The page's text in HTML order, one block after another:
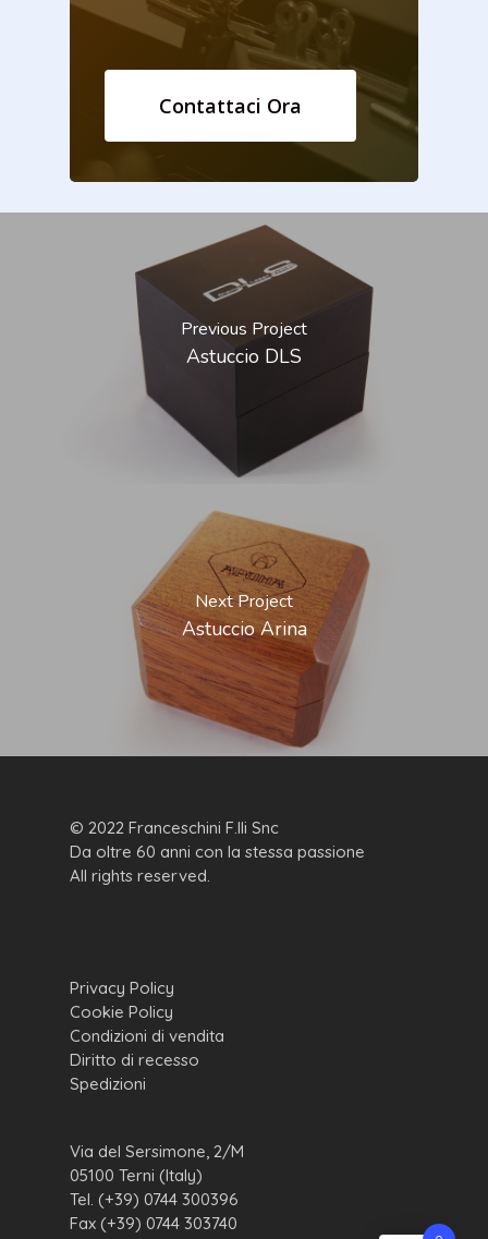
Contattaci Ora
Previous Project
Astuccio DLS
Next Project
Astuccio Arina
© 2022 Franceschini F.lli Snc
Da oltre 60 anni con la stessa passione
All rights reserved.
Privacy Policy
Cookie Policy
Condizioni di vendita
Diritto di recesso
Spedizioni
Via del Sersimone, 2/M
05100 Terni (Italy)
Tel. (+39) 0744 300396
Fax (+39) 0744 303740